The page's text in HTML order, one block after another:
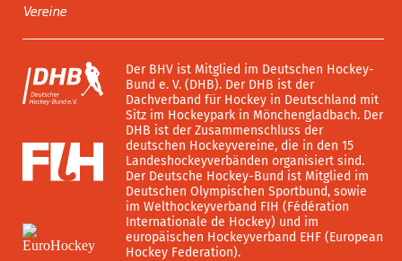
Vereine
Der BHV ist Mitglied im Deutschen Hockey-
Bund e. V. (DHB). Der DHB ist der
Dachverband für Hockey in Deutschland mit
Sitz im Hockeypark in Mönchengladbach. Der
DHB ist der Zusammenschluss der
deutschen Hockeyvereine, die in den 15
Landeshockeyverbänden organisiert sind.
Der Deutsche Hockey-Bund ist Mitglied im
Deutschen Olympischen Sportbund, sowie
im Welthockeyverband FIH (Fédération
Internationale de Hockey) und im
europäischen Hockeyverband EHF (European
Hockey Federation).